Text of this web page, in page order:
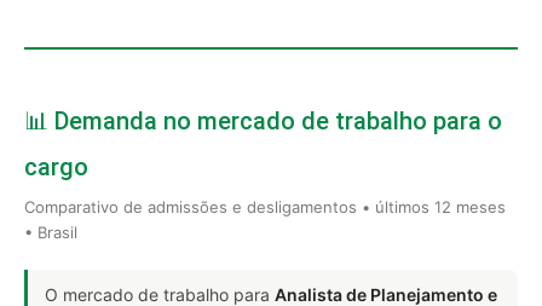
📊 Demanda no mercado de trabalho para o
cargo
Comparativo de admissões e desligamentos • últimos 12 meses
• Brasil
O mercado de trabalho para Analista de Planejamento e